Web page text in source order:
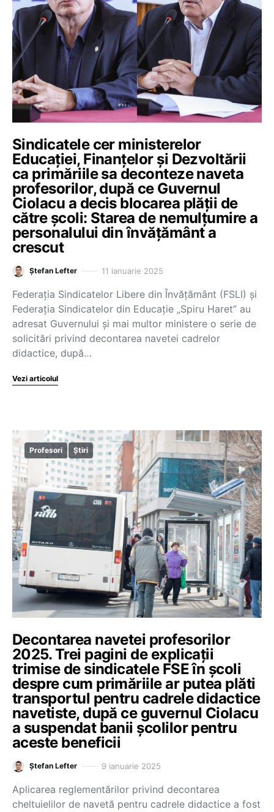
Sindicatele cer ministerelor
Educației, Finanțelor și Dezvoltării
ca primăriile sa deconteze naveta
profesorilor, după ce Guvernul
Ciolacu a decis blocarea plății de
către școli: Starea de nemulțumire a
personalului din învățământ a
crescut
Ștefan Lefter 11 ianuarie 2025
Federația Sindicatelor Libere din Învățământ (FSLI) și
Federația Sindicatelor din Educație „Spiru Haret” au
adresat Guvernului și mai multor ministere o serie de
solicitări privind decontarea navetei cadrelor
didactice, după…
Vezi articolul
Profesori Știri
Decontarea navetei profesorilor
2025. Trei pagini de explicații
trimise de sindicatele FSE în școli
despre cum primăriile ar putea plăti
transportul pentru cadrele didactice
navetiste, după ce guvernul Ciolacu
a suspendat banii școlilor pentru
aceste beneficii
Ștefan Lefter 9 ianuarie 2025
Aplicarea reglementărilor privind decontarea
cheltuielilor de navetă pentru cadrele didactice a fost